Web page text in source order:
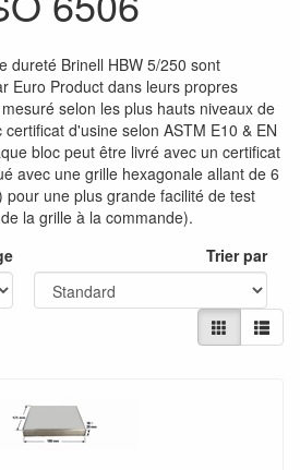
dureté Brinell HBW 5/250 sont
Euro Product dans leurs propres
selon les plus hauts niveaux de
d'usine selon ASTM E10 & EN
bloc peut être livré avec un certificat
avec une grille hexagonale allant de 6
une plus grande facilité de test
la grille à la commande).
Trier par